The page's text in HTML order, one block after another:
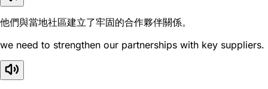
他們與當地社區建立了牢固的合作夥伴關係。
we need to strengthen our partnerships with key suppliers.